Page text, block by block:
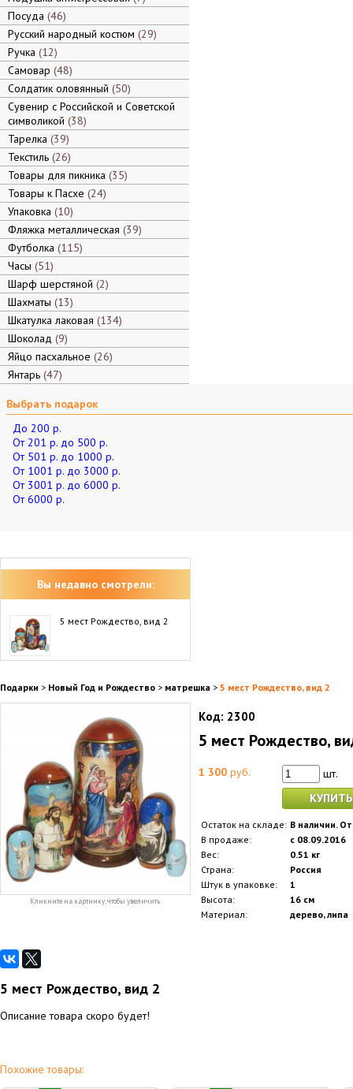
Посуда 46
Русский народный костюм 29
Ручка 12
Самовар 48
Солдатик оловянный 50
Сувенир с Российской и Советской
символикой 38
Тарелка 39
Текстиль 26
Товары для пикника 35
Товары к Пасхе 24
Упаковка 10
Фляжка металлическая 39
Футболка 115
Часы 51
Шарф шерстяной 2
Шахматы 13
Шкатулка лаковая 134
Шоколад 9
Яйцо пасхальное 26
Янтарь 47
Выбрать подарок
До 200 р.
От 201 р. до 500 р.
От 501 р. до 1000 р.
От 1001 р. до 3000 р.
От 3001 р. до 6000 р.
От 6000 р.
Вы недавно смотрели:
5 мест Рождество, вид 2
Подарки > Новый Год и Рождество > матрешка > 5 мест Рождество, вид 2
Кликните на картинку, чтобы увеличить
Код: 2300
5 мест Рождество,
1 300 руб.
шт.
Остаток на складе: В наличии.
В продаже:
с 08.09.2016
Вес:
0.51 кг
Страна:
Россия
Штук в упаковке:
1
Высота:
16 см
Материал:
дерево, липа
5 мест Рождество, вид 2
Описание товара скоро будет!
Похожие товары: